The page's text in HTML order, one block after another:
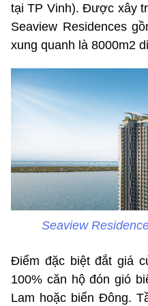
tại TP Vinh). Được xây
Seaview Residences
xung quanh là 8000m2
Seaview
Điểm đặc biệt đắt giá
100% căn hộ đón gió
Lam hoặc biển Đông.